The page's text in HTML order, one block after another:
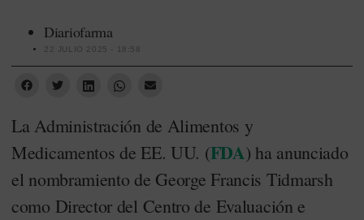
Diariofarma
22 JULIO 2025 - 18:58
La Administración de Alimentos y
Medicamentos de EE. UU. (FDA) ha anunciado
el nombramiento de George Francis Tidmarsh
como Director del Centro de Evaluación e